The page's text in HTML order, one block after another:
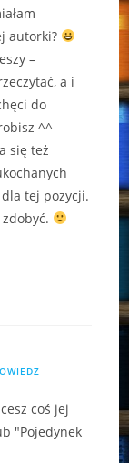
autorki?
–
a i
do
^^
się też
tej pozycji.
coś jej
"Pojedynek